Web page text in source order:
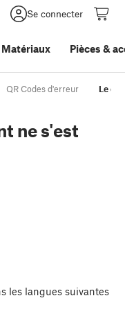
Se connecter
Matériaux Pièces &
QR Codes d'erreur Le
ne s'est
les langues suivantes